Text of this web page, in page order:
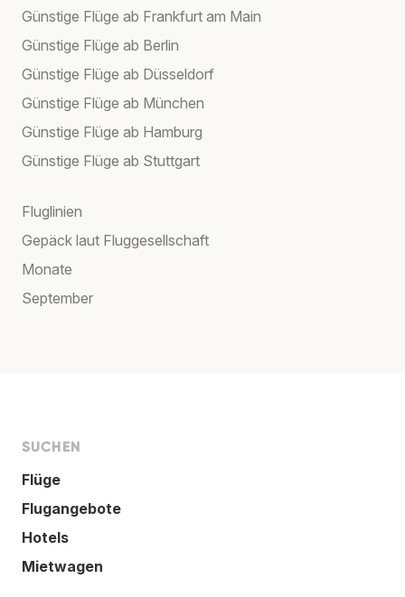
Günstige Flüge ab Frankfurt am Main
Günstige Flüge ab Berlin
Günstige Flüge ab Düsseldorf
Günstige Flüge ab München
Günstige Flüge ab Hamburg
Günstige Flüge ab Stuttgart
Fluglinien
Gepäck laut Fluggesellschaft
Monate
September
SUCHEN
Flüge
Flugangebote
Hotels
Mietwagen